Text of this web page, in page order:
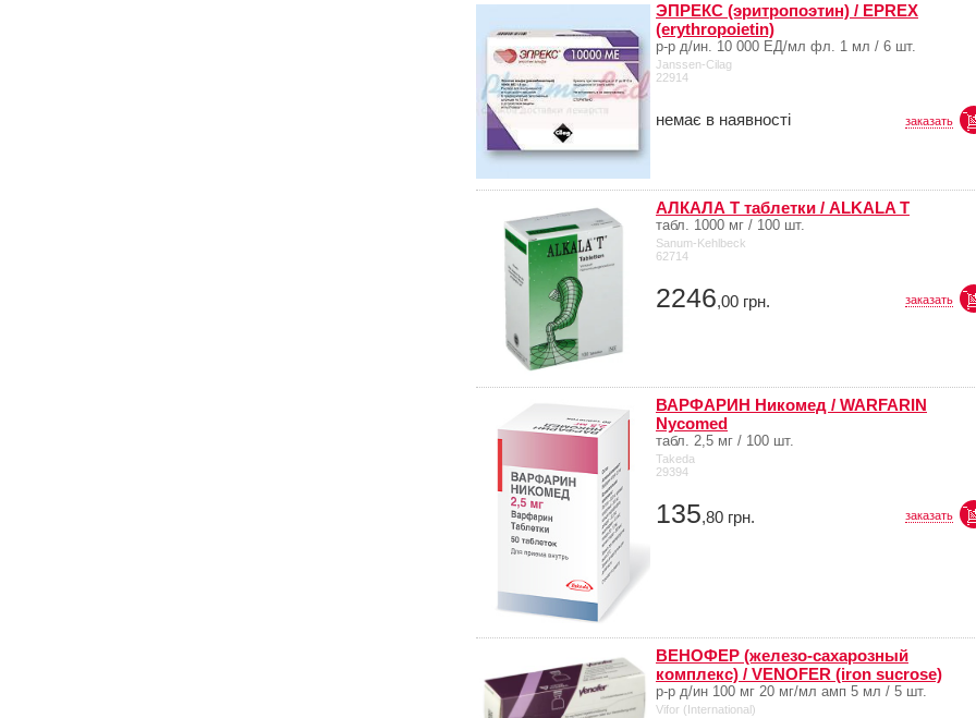
ЭПРЕКС (эритропоэтин) / EPREX
(erythropoietin)
р-р д/ин. 10 000 ЕД/мл фл. 1 мл / 6 шт.
Janssen-Cilag
22914
немає в наявності заказать
АЛКАЛА Т таблетки / ALKALA T
табл. 1000 мг / 100 шт.
Sanum-Kehlbeck
62714
2246,00 грн. заказать
ВАРФАРИН Никомед / WARFARIN
Nycomed
табл. 2,5 мг / 100 шт.
Takeda
29394
135,80 грн. заказать
ВЕНОФЕР (железо-сахарозный
комплекс) / VENOFER (iron sucrose)
р-р д/ин 100 мг 20 мг/мл амп 5 мл / 5 шт.
Vifor (International)